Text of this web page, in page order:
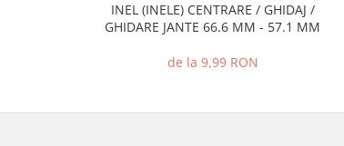
INEL (INELE) CENTRARE / GHIDAJ /
GHIDARE JANTE 66.6 MM - 57.1 MM
de la 9,99 RON